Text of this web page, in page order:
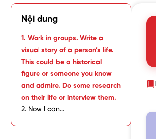
Nội dung
1. Work in groups. Write a
visual story of a person’s life.
This could be a historical
figure or someone you know
and admire. Do some research
on their life or interview them.
2. Now I can…